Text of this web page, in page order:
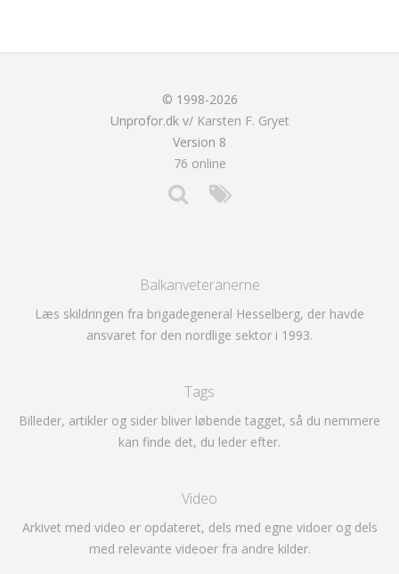
© 1998-2026
Unprofor.dk v/ Karsten F. Gryet
Version 8
76 online
Balkanveteranerne
Læs skildringen fra brigadegeneral Hesselberg, der havde
ansvaret for den nordlige sektor i 1993.
Tags
Billeder, artikler og sider bliver løbende tagget, så du nemmere
kan finde det, du leder efter.
Video
Arkivet med video er opdateret, dels med egne vidoer og dels
med relevante videoer fra andre kilder.